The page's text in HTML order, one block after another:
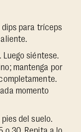
dips para tríceps
Luego siéntese.
mantenga por
momento
del suelo.